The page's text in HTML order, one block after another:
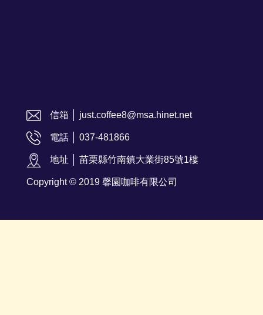
信箱 │ just.coffee8@msa.hinet.net
電話 │ 037-481866
地址 │ 苗栗縣竹南鎮大業街85號1樓
Copyright © 2019 馨園咖啡有限公司